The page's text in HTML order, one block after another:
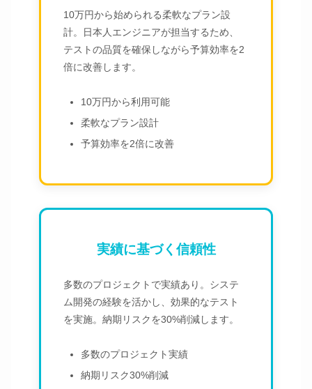
10万円から始められる柔軟なプラン設
計。日本人エンジニアが担当するため、
テストの品質を確保しながら予算効率を2
倍に改善します。
10万円から利用可能
柔軟なプラン設計
予算効率を2倍に改善
実績に基づく信頼性
多数のプロジェクトで実績あり。システ
ム開発の経験を活かし、効果的なテスト
を実施。納期リスクを30%削減します。
多数のプロジェクト実績
納期リスク30%削減